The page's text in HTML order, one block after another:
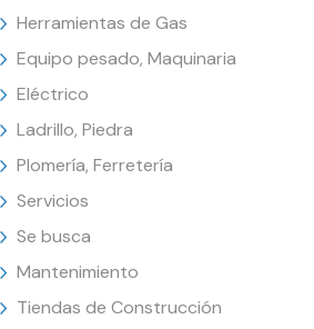
Herramientas de Gas
Equipo pesado, Maquinaria
Eléctrico
Ladrillo, Piedra
Plomería, Ferretería
Servicios
Se busca
Mantenimiento
Tiendas de Construcción